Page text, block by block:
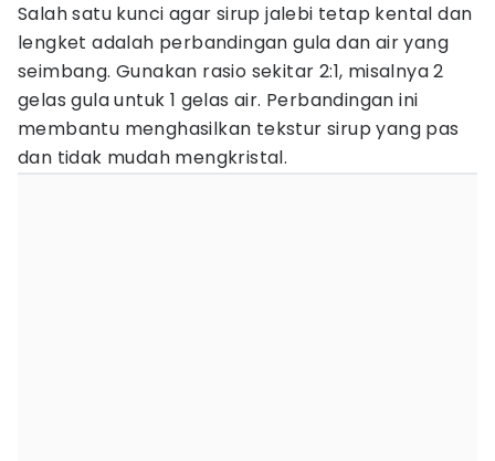
Salah satu kunci agar sirup jalebi tetap kental dan
lengket adalah perbandingan gula dan air yang
seimbang. Gunakan rasio sekitar 2:1, misalnya 2
gelas gula untuk 1 gelas air. Perbandingan ini
membantu menghasilkan tekstur sirup yang pas
dan tidak mudah mengkristal.